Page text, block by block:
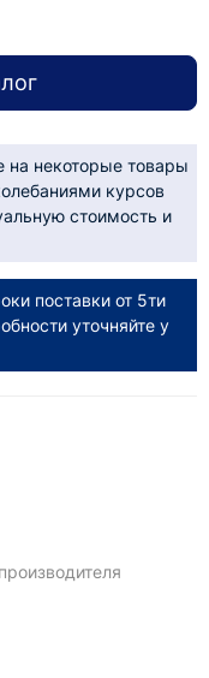
некоторые товары
курсов
стоимость и
поставки от 5ти
уточняйте у